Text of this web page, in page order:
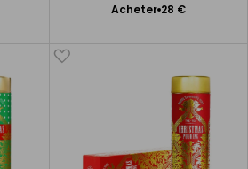
Acheter 28 €
Ajouter